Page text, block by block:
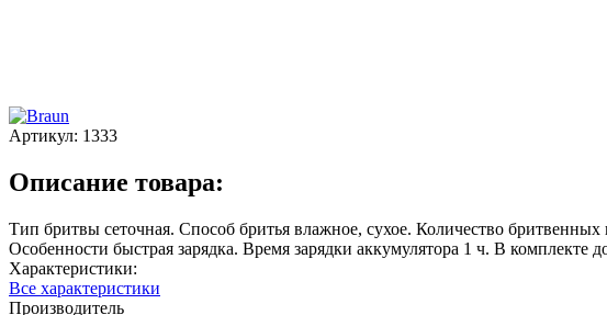
Артикул: 1333
Описание товара:
Тип бритвы сеточная. Способ бритья влажное, сухое. Количество
Особенности быстрая зарядка. Время зарядки аккумулятора 1 ч. В комплекте
Характеристики:
Все характеристики
Производитель